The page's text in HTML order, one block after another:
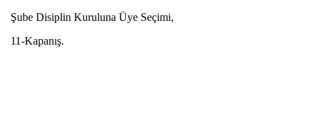
Şube Disiplin Kuruluna Üye Seçimi,
11-Kapanış.